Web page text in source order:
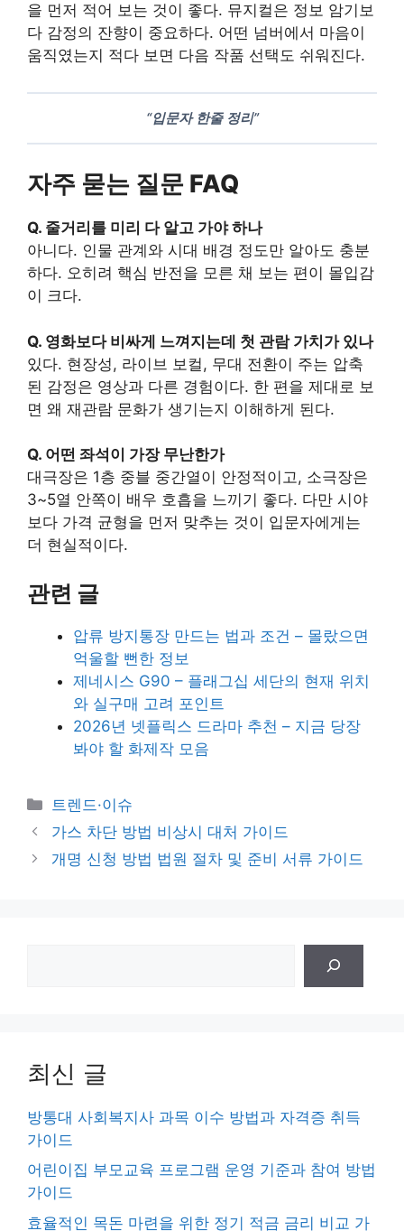
을 먼저 적어 보는 것이 좋다. 뮤지컬은 정보 암기보
다 감정의 잔향이 중요하다. 어떤 넘버에서 마음이
움직였는지 적다 보면 다음 작품 선택도 쉬워진다.
“입문자 한줄 정리”
자주 묻는 질문 FAQ
Q. 줄거리를 미리 다 알고 가야 하나
아니다. 인물 관계와 시대 배경 정도만 알아도 충분
하다. 오히려 핵심 반전을 모른 채 보는 편이 몰입감
이 크다.
Q. 영화보다 비싸게 느껴지는데 첫 관람 가치가 있나
있다. 현장성, 라이브 보컬, 무대 전환이 주는 압축
된 감정은 영상과 다른 경험이다. 한 편을 제대로 보
면 왜 재관람 문화가 생기는지 이해하게 된다.
Q. 어떤 좌석이 가장 무난한가
대극장은 1층 중블 중간열이 안정적이고, 소극장은
3~5열 안쪽이 배우 호흡을 느끼기 좋다. 다만 시야
보다 가격 균형을 먼저 맞추는 것이 입문자에게는
더 현실적이다.
관련 글
압류 방지통장 만드는 법과 조건 – 몰랐으면
억울할 뻔한 정보
제네시스 G90 – 플래그십 세단의 현재 위치
와 실구매 고려 포인트
2026년 넷플릭스 드라마 추천 – 지금 당장
봐야 할 화제작 모음
카
테
고
리
트렌드·이슈
가스 차단 방법 비상시 대처 가이드
개명 신청 방법 법원 절차 및 준비 서류 가이드
최신 글
방통대 사회복지사 과목 이수 방법과 자격증 취득
가이드
어린이집 부모교육 프로그램 운영 기준과 참여 방법
가이드
효율적인 목돈 마련을 위한 정기 적금 금리 비교 가